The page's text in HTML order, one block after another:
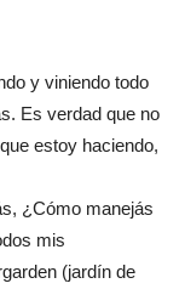
y viniendo todo
Es verdad que no
estoy haciendo,
¿Cómo manejás
mis
(jardín de